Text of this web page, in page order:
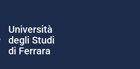
Università
degli Studi
di Ferrara